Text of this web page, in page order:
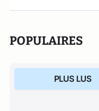
POPULAIRES
PLUS LUS